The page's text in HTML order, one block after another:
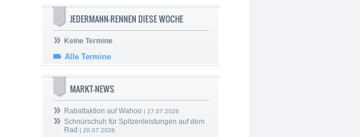
JEDERMANN-RENNEN DIESE WOCHE
Keine Termine
Alle Termine
MARKT-NEWS
Rabattaktion auf Wahoo | 27.07.2026
Schnürschuh für Spitzenleistungen auf dem
Rad | 20.07.2026